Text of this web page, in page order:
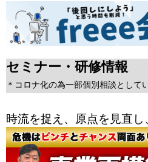
セミナー・研修情報
＊コロナ化の為一部個別相談として
時流を捉え、原点を見直し